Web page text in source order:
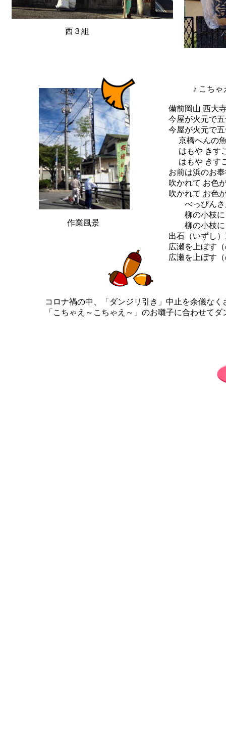
♪ こちゃ
備前岡山 西大
今屋が火元で
今屋が火元で
京橋へんの
はもや きす
はもや きす
お前は浜のお
吹かれて お色
吹かれて お色
べっぴんさ
柳の小枝に
柳の小枝に
出石（いずし
広瀬を上ぼす
広瀬を上ぼす
コロナ禍の中、「ダンジリ引き」中止を余儀な
「こちゃえ～こちゃえ～」のお囃子に合わせて
作業風景
西３組